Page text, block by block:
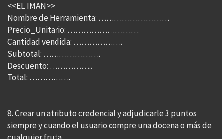
<<EL IMAN>>
Nombre de Herramienta: ………………………
Precio_Unitario: ………………………
Cantidad vendida: ……………….
Subtotal: ………………….
Descuento: ……………..
Total: …………….
8. Crear un atributo credencial y adjudicarle 3 puntos
siempre y cuando el usuario compre una docena o más de